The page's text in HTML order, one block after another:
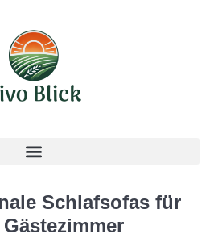
Schlafsofas für